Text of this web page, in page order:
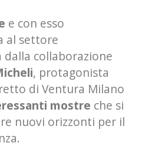
e con esso
al settore
dalla collaborazione
, protagonista
di Ventura Milano
mostre che si
nuovi orizzonti per il